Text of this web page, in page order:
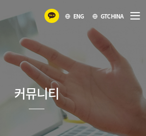
ENG GTCHINA
커뮤니티